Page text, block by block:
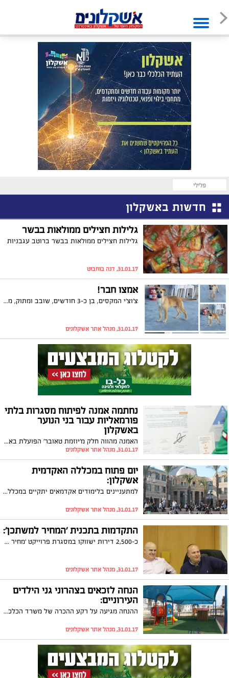
פלילי
חדשות באשקלון
גלילות חצילים ממולאות בבשר
גלילות חצילים ממולאות בבשר ברוטב עגבניות
31.01.17, דנה בוחבוט
אמצו חבר!
צ'וצ'י המקסים, בן כ-3 חודשים, שובב ומתוק, מחפש אהבה לכל החיים. משתוקק כלכך לצאת מהכלוב... שירה 0522546448
31.01.17, מנהל אתר אשקלונים
נחתמה אמנה לפיתוח מסגרות בלתי
פורמאליות עבור בני הנוער
באשקלון
האמנה מהווה חלק מ'יוזמת טאובר' הפועלת באשקלון לקידום המוביליות החברתית והיא כוללת תוכנית עבודה סדורה להרחבת היקף ההשתתפות של בני הנוער בפעילות במסגרות בלתי פורמליות תוך פיתוח חברתי, אישי וחיזוק השייכות לעיר
31.01.17, מנהל אתר אשקלונים
יום פתוח במכללה האקדמית
אשקלון:
למתעניינים בלימודים אקדמאים יתקיים במכללה האקדמית אשקלון יום פתוח ביום שישי 03.02.17 בקמפוס שבקריית החינוך באשקלון
31.01.17, מנהל אתר אשקלונים
התקדמות בתכנית 'המחיר למשתכן':
כ-2,500 דירות ישווקו במסגרת פרוייקט 'מחיר למשתכן' בשלב הראשון של 'עיר היין'. כך הודיע מנהל רשות מקרקעי ישראל, עדיאל שמרון בפגישה שקיים השבוע בעיריית אשקלון. שמרון: "יש לנו היקף עסקאות גדול מאוד פה, הן במגורים והן בתעסוקה"
31.01.17, מנהל אתר אשקלונים
הנחה לזכאים בצהרוני גני הילדים
העירוניים:
ההנחה מגיעה על רקע ההכרה של משרד הכלכלה בצהרונים שמפעילה רשת המתנ"סים 'פיכמה' בגני הילדים בעיר
31.01.17, מנהל אתר אשקלונים